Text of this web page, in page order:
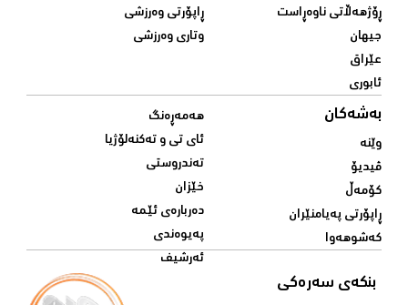
ڕۆژهەڵاتی ناوەڕاست
جیهان
عێراق
ئابوری
ڕاپۆرتی وەرزشی
وتاری وەرزشی
بەشەکان
وێنە
ڤیدیۆ
کۆمەڵ
ڕاپۆرتی پەیامنێران
کەشوهەوا
هەمەڕەنگ
ئای تی و تەکنەلۆژیا
تەندروستی
خێزان
دەربارەی ئێمە
پەیوەندی
ئەرشیف
بنکەی سەرەکی